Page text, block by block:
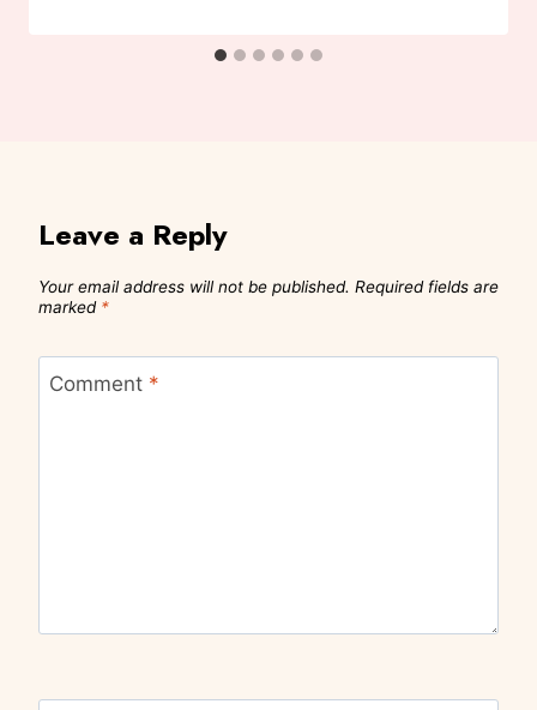
Leave a Reply
Your email address will not be published. Required fields are
marked *
Comment *